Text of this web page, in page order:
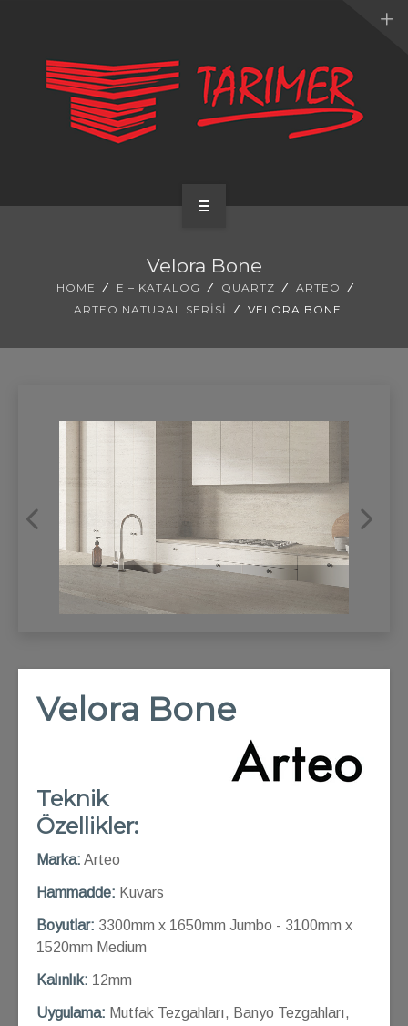
UYGULAMALARIMIZ
REFRANSLAR
Velora Bone
HOME E – KATALOG QUARTZ
ARTEO
ARTEO NATURAL SERISI
VELORA BONE
Velora Bone
Teknik
Özellikler:
Marka: Arteo
Hammadde: Kuvars
Boyutlar: 3300mm x 1650mm Jumbo - 3100mm x
1520mm Medium
Kalınlık: 12mm
Uygulama: Mutfak Tezgahları, Banyo Tezgahları,